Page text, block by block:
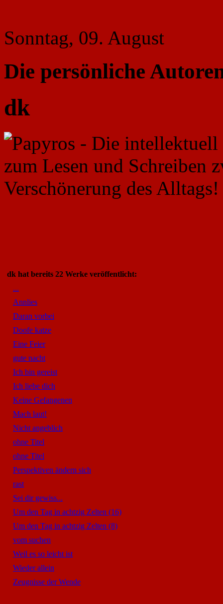
Sonntag, 09. August
Die persönliche
dk
dk hat bereits 22 Werke veröffentlicht:
...
Annlies
Daran vorbei
Doofe katze
Eine Feier
gute nacht
Ich bin gereist
Ich liebe dich
Keine Gefangenen
Mach laut!
Nicht angeblich
ohne Titel
ohne Titel
Perspektiven ändern sich
rast
Sei dir gewiss...
Um den Tag in achtzig Zelten (16)
Um den Tag in achtzig Zelten (8)
vom suchen
Weil es so leicht ist
Wieder allein
Zeugnisse der Wende